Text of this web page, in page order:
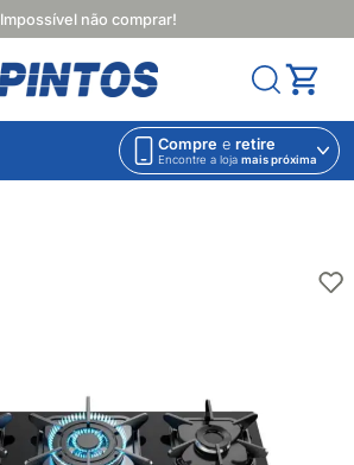
Impossível não comprar!
Compre e retire
Encontre a loja mais próxima